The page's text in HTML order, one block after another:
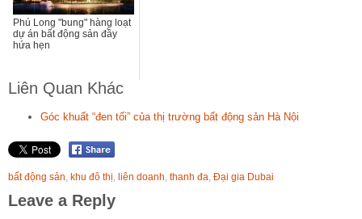
Phú Long "bung" hàng loạt
dự án bất động sản đầy
hứa hẹn
Liên Quan Khác
Góc khuất “đen tối” của thị trường bất động sản Hà Nội
bất động sản, khu đô thị, liên doanh, thanh đa, Đại gia Dubai
Leave a Reply